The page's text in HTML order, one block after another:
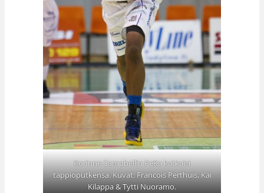
Korinne Campbellin PeKa katkaisi
tappioputkensa. Kuvat: Francois Perthuis, Kai
Kilappa & Tytti Nuoramo.